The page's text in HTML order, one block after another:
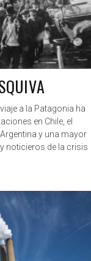
a la Patagonia ha
en Chile, el
y una mayor
noticieros de la crisis